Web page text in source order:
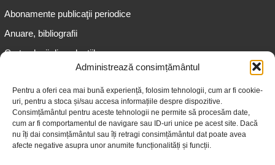
Administrează consimțământul
Pentru a oferi cea mai bună experiență, folosim tehnologii, cum ar fi cookie-
uri, pentru a stoca și/sau accesa informațiile despre dispozitive.
Consimțământul pentru aceste tehnologii ne permite să procesăm date,
cum ar fi comportamentul de navigare sau ID-uri unice pe acest site. Dacă
nu îți dai consimțământul sau îți retragi consimțământul dat poate avea
afecte negative asupra unor anumite funcționalități și funcții.
Abonamente publicaţii periodice
Anuare, bibliografii
Cartea lunii din colecțiile
Informații pentru adolescenți
Informații pentru adulți
Informații pentru seniori